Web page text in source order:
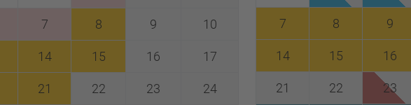
7 8 9 10
14 15 16 17
21 22 23 24
7 8 9
14 15 16
21 22 23